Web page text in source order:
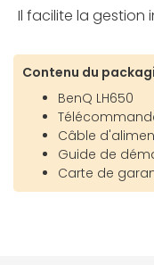
Il facilite la gestion
Contenu du
BenQ LH650
Câble
Guide de
Carte de